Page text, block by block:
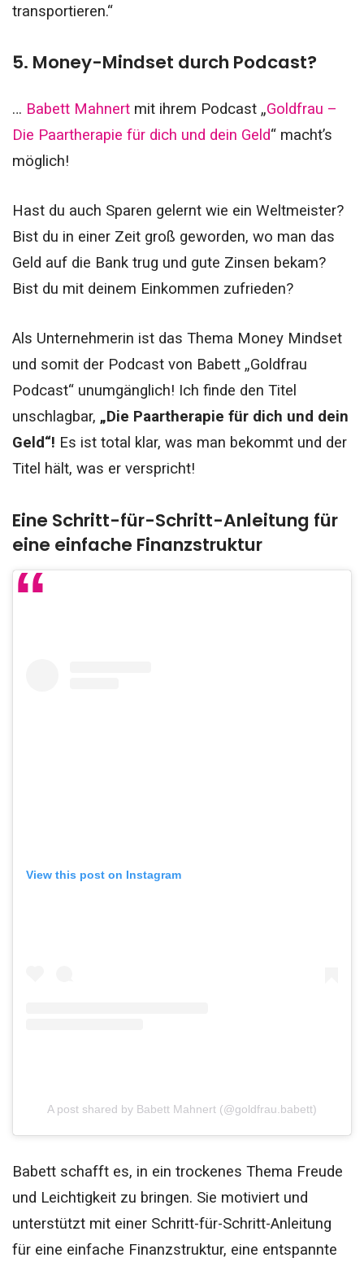
transportieren.“
5. Money-Mindset durch Podcast?
… Babett Mahnert mit ihrem Podcast „Goldfrau –
Die Paartherapie für dich und dein Geld“ macht’s
möglich!
Hast du auch Sparen gelernt wie ein Weltmeister?
Bist du in einer Zeit groß geworden, wo man das
Geld auf die Bank trug und gute Zinsen bekam?
Bist du mit deinem Einkommen zufrieden?
Als Unternehmerin ist das Thema Money Mindset
und somit der Podcast von Babett „Goldfrau
Podcast“ unumgänglich! Ich finde den Titel
unschlagbar, „Die Paartherapie für dich und dein
Geld“! Es ist total klar, was man bekommt und der
Titel hält, was er verspricht!
Eine Schritt-für-Schritt-Anleitung für
eine einfache Finanzstruktur
View this post on Instagram
A post shared by Babett Mahnert (@goldfrau.babett)
Babett schafft es, in ein trockenes Thema Freude
und Leichtigkeit zu bringen. Sie motiviert und
unterstützt mit einer Schritt-für-Schritt-Anleitung
für eine einfache Finanzstruktur, eine entspannte